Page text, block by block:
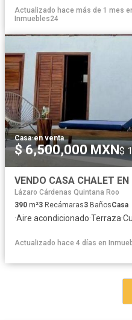
Actualizado hace más de 1 mes
Inmuebles24
Casa·en venta
$ 6,500,000 MXN$
Lázaro Cárdenas Quintana Roo
390 m²3 Recámaras3 BañosCasa
·Aire acondicionado·Terraza·
Actualizado hace 4 días en